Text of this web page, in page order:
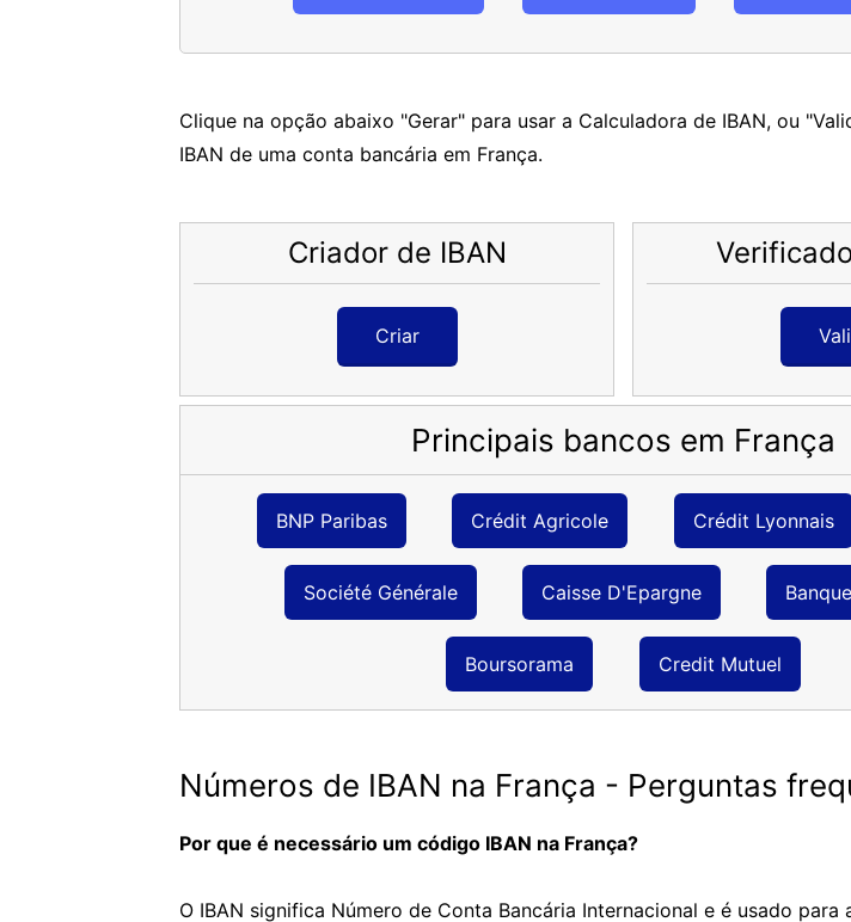
Clique na opção abaixo "Gerar" para usar a Calculadora de IBAN, ou
IBAN de uma conta bancária em França.
Criador de IBAN
Criar
Principais bancos em França
BNP Paribas Crédit Agricole Crédit Lyonnais
Société Générale Caisse D'Epargne
Boursorama Credit Mutuel
Números de IBAN na França - Perguntas
Por que é necessário um código IBAN na França?
O IBAN significa Número de Conta Bancária Internacional e é usado para